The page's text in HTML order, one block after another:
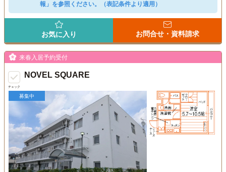
報」を参照ください。（表記条件より適用）
お気に入り お問合せ・資料請求
チェック
来春入居予約受付
NOVEL SQUARE
募集中